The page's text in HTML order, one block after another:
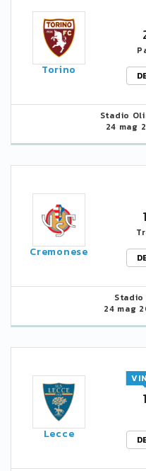
Torino
Stadio
24 mag
Cremonese
1
Stadio
24 mag
Lecce
1